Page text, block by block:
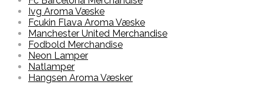
Ivg Aroma Væske
Fcukin Flava Aroma Væske
Manchester United Merchandise
Fodbold Merchandise
Neon Lamper
Natlamper
Hangsen Aroma Væsker